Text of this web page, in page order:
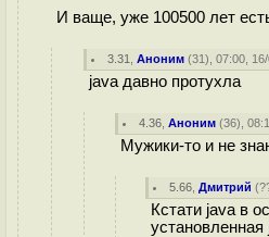
И ваще, уже 100500 лет
3.31 ,Аноним (31), 07:00,
java давно протухла
4.36 ,Аноним (36),
Мужики-то и не
5.66 ,Дмитрий (
Кстати java в
установленная